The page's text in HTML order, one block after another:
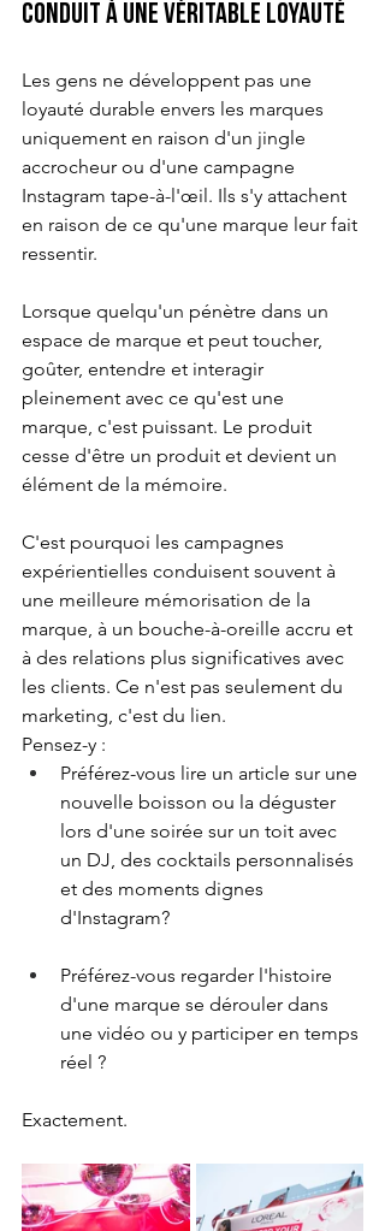
conduit à une véritable loyauté
Les gens ne développent pas une
loyauté durable envers les marques
uniquement en raison d'un jingle
accrocheur ou d'une campagne
Instagram tape-à-l'œil. Ils s'y attachent
en raison de ce qu'une marque leur fait
ressentir.
Lorsque quelqu'un pénètre dans un
espace de marque et peut toucher,
goûter, entendre et interagir
pleinement avec ce qu'est une
marque, c'est puissant. Le produit
cesse d'être un produit et devient un
élément de la mémoire.
C'est pourquoi les campagnes
expérientielles conduisent souvent à
une meilleure mémorisation de la
marque, à un bouche-à-oreille accru et
à des relations plus significatives avec
les clients. Ce n'est pas seulement du
marketing, c'est du lien.
Pensez-y :
Préférez-vous lire un article sur une
nouvelle boisson ou la déguster
lors d'une soirée sur un toit avec
un DJ, des cocktails personnalisés
et des moments dignes
d'Instagram?
Préférez-vous regarder l'histoire
d'une marque se dérouler dans
une vidéo ou y participer en temps
réel ?
Exactement.